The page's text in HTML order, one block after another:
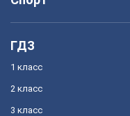
ГДЗ
1 класс
2 класс
3 класс